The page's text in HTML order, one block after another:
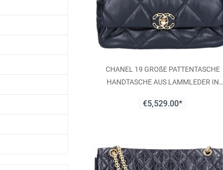
CHANEL 19 GROßE PATTENTASCHE
HANDTASCHE AUS LAMMLEDER IN
€5,529.00*